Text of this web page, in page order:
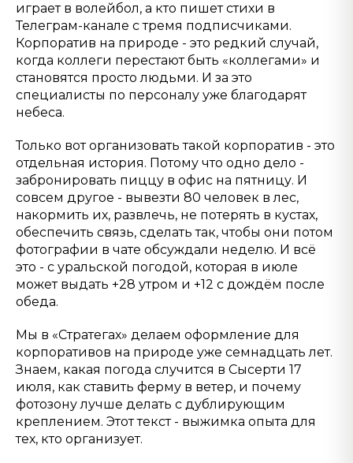
играет в волейбол, а кто пишет стихи в
Телеграм-канале с тремя подписчиками.
Корпоратив на природе - это редкий случай,
когда коллеги перестают быть «коллегами» и
становятся просто людьми. И за это
специалисты по персоналу уже благодарят
небеса.
Только вот организовать такой корпоратив - это
отдельная история. Потому что одно дело -
забронировать пиццу в офис на пятницу. И
совсем другое - вывезти 80 человек в лес,
накормить их, развлечь, не потерять в кустах,
обеспечить связь, сделать так, чтобы они потом
фотографии в чате обсуждали неделю. И всё
это - с уральской погодой, которая в июле
может выдать +28 утром и +12 с дождём после
обеда.
Мы в «Стратегах» делаем оформление для
корпоративов на природе уже семнадцать лет.
Знаем, какая погода случится в Сысерти 17
июля, как ставить ферму в ветер, и почему
фотозону лучше делать с дублирующим
креплением. Этот текст - выжимка опыта для
тех, кто организует.